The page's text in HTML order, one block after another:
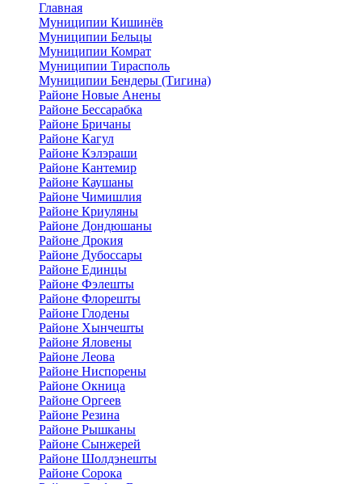
Главная
Муниципии Кишинёв
Муниципии Бельцы
Муниципии Комрат
Муниципии Тирасполь
Муниципии Бендеры (Тигина)
Районе Новые Анены
Районе Бессарабка
Районе Бричаны
Районе Кагул
Районе Кэлэраши
Районе Кантемир
Районе Каушаны
Районе Чимишлия
Районе Криуляны
Районе Дондюшаны
Районе Дрокия
Районе Дубоссары
Районе Единцы
Районе Фэлешты
Районе Флорешты
Районе Глодены
Районе Хынчешты
Районе Яловены
Районе Леова
Районе Ниспорены
Районе Окница
Районе Оргеев
Районе Резина
Районе Рышканы
Районе Сынжерей
Районе Шолдэнешты
Районе Сорока